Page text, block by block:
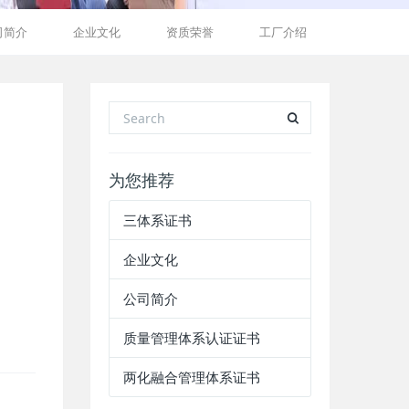
简介 企业文化 资质荣誉 工厂介绍
为您推荐
三体系证书
企业文化
公司简介
质量管理体系认证证书
两化融合管理体系证书